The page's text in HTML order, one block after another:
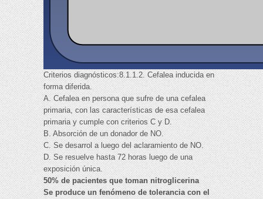
Criterios diagnósticos:8.1.1.2. Cefalea inducida en
forma diferida.
A. Cefalea en persona que sufre de una cefalea
primaria, con las características de esa cefalea
primaria y cumple con criterios C y D.
B. Absorción de un donador de NO.
C. Se desarrol a luego del aclaramiento de NO.
D. Se resuelve hasta 72 horas luego de una
exposición única.
50% de pacientes que toman nitroglicerina
Se produce un fenómeno de tolerancia con el